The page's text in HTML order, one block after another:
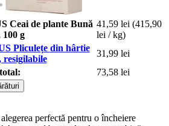
Ceai de plante Bună
100 g
41,59 lei (415,90
lei / kg)
Pliculețe din hârtie
resigilabile
31,99 lei
73,58 lei
perfectă pentru o încheiere